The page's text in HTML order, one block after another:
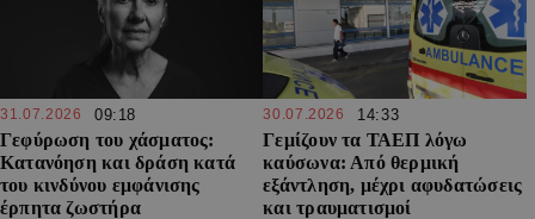
31.07.2026 09:18
Γεφύρωση του χάσματος:
Κατανόηση και δράση κατά
του κινδύνου εμφάνισης
έρπητα ζωστήρα
30.07.2026 14:33
Γεμίζουν τα ΤΑΕΠ λόγω
καύσωνα: Από θερμική
εξάντληση, μέχρι αφυδατώσεις
και τραυματισμοί